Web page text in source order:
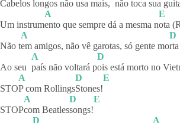
Cabelos longos não usa mais, não toca sua
Um instrum
A
ento que sempre dá a mesma n
E
ota
Não t
A
em amigos, não vê garotas, só gente mo
D
Ao seu
A
país não voltará p
D
ois está morto no
STO
A
P com Rollings
D
Stones!
E
STOP
A
com Beatles
D
songs!
E
D
A